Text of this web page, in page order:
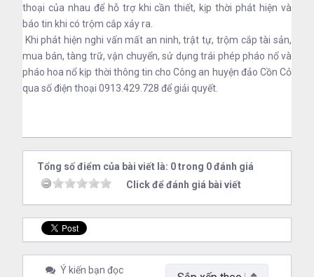
thoại của nhau để hỗ trợ khi cần thiết, kịp thời phát hiện và
báo tin khi có trộm cắp xảy ra.
Khi phát hiện nghi vấn mất an ninh, trật tự, trộm cắp tài sản,
mua bán, tàng trữ, vận chuyển, sử dụng trái phép pháo nổ và
pháo hoa nổ kịp thời thông tin cho Công an huyện đảo Cồn Cỏ
qua số điện thoại 0913.429.728 để giải quyết.
Tổng số điểm của bài viết là: 0 trong 0 đánh giá
Click để đánh giá bài viết
Ý kiến bạn đọc